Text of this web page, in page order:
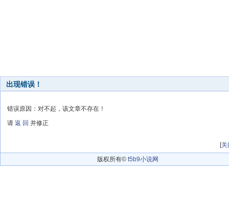
出现错误！
错误原因：对不起，该文章不存在！
请 返 回 并修正
[关
版权所有© t5b9小说网